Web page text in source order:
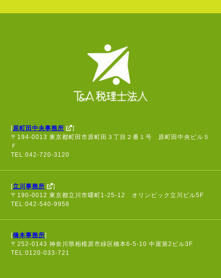
[原町田中央事務所
]
〒194-0013 東京都町田市原町田３丁目２番１号 原町田中央ビル５
Ｆ
TEL:042-720-3120
[立川事務所
]
〒190-0012 東京都立川市曙町1-25-12 オリンピック立川ビル5F
TEL:042-540-9958
[橋本事務所]
〒252-0143 神奈川県相模原市緑区橋本6-5-10 中屋第2ビル3F
TEL:0120-033-721